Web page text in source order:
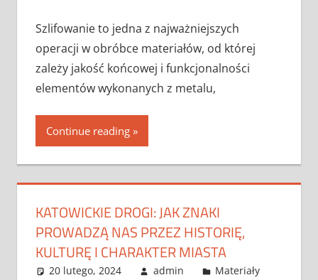
Szlifowanie to jedna z najważniejszych
operacji w obróbce materiałów, od której
zależy jakość końcowej i funkcjonalności
elementów wykonanych z metalu,
Continue reading
KATOWICKIE DROGI: JAK ZNAKI
PROWADZĄ NAS PRZEZ HISTORIĘ,
KULTURĘ I CHARAKTER MIASTA
20 lutego, 2024 admin
Materiały